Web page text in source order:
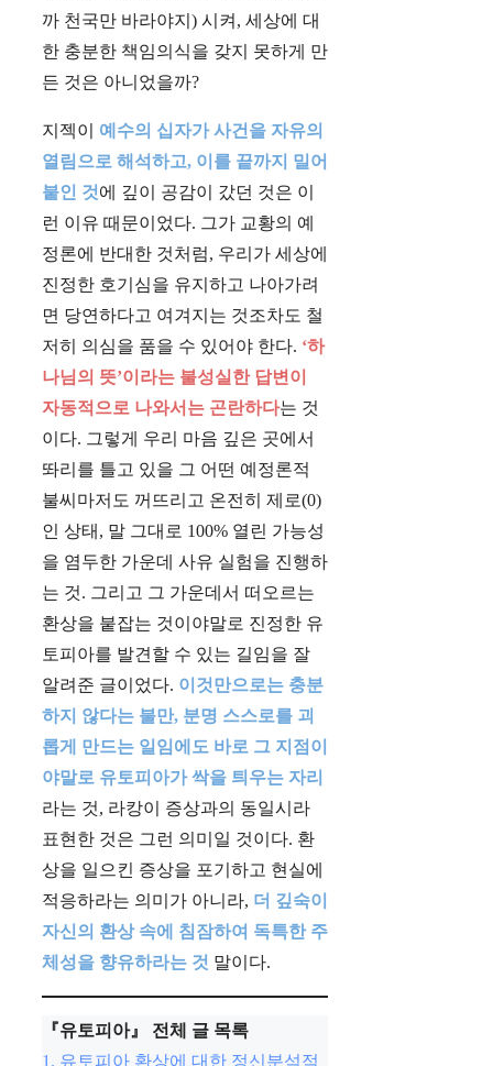
까 천국만 바라야지) 시켜, 세상에 대
한 충분한 책임의식을 갖지 못하게 만
든 것은 아니었을까?
지젝이 예수의 십자가 사건을 자유의
열림으로 해석하고, 이를 끝까지 밀어
붙인 것에 깊이 공감이 갔던 것은 이
런 이유 때문이었다. 그가 교황의 예
정론에 반대한 것처럼, 우리가 세상에
진정한 호기심을 유지하고 나아가려
면 당연하다고 여겨지는 것조차도 철
저히 의심을 품을 수 있어야 한다. ‘하
나님의 뜻’이라는 불성실한 답변이
자동적으로 나와서는 곤란하다는 것
이다. 그렇게 우리 마음 깊은 곳에서
똬리를 틀고 있을 그 어떤 예정론적
불씨마저도 꺼뜨리고 온전히 제로(0)
인 상태, 말 그대로 100% 열린 가능성
을 염두한 가운데 사유 실험을 진행하
는 것. 그리고 그 가운데서 떠오르는
환상을 붙잡는 것이야말로 진정한 유
토피아를 발견할 수 있는 길임을 잘
알려준 글이었다. 이것만으로는 충분
하지 않다는 불만, 분명 스스로를 괴
롭게 만드는 일임에도 바로 그 지점이
야말로 유토피아가 싹을 틔우는 자리
라는 것, 라캉이 증상과의 동일시라
표현한 것은 그런 의미일 것이다. 환
상을 일으킨 증상을 포기하고 현실에
적응하라는 의미가 아니라, 더 깊숙이
자신의 환상 속에 침잠하여 독특한 주
체성을 향유하라는 것 말이다.
『유토피아』 전체 글 목록
1. 유토피아 환상에 대한 정신분석적